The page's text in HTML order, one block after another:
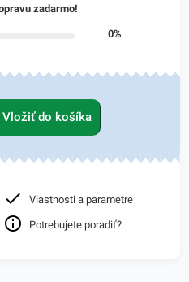
zadarmo!
0%
Vložiť do košíka
Vlastnosti a parametre
Potrebujete poradiť?